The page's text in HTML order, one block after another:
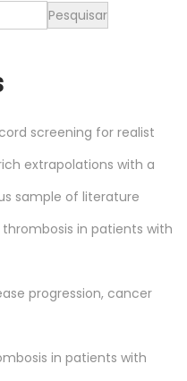
Pesquisar
screening for realist
extrapolations with a
sample of literature
in patients with
progression, cancer
in patients with